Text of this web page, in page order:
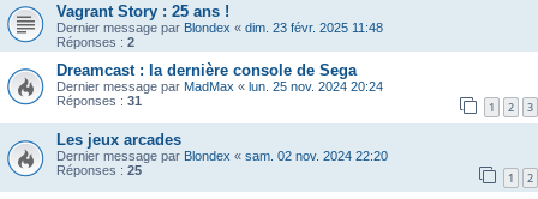
Vagrant Story : 25 ans !
Dernier message par Blondex « dim. 23 févr. 2025 11:48
Réponses : 2
Dreamcast : la dernière console de Sega
Dernier message par MadMax « lun. 25 nov. 2024 20:24
Réponses : 31 1 2 3
Les jeux arcades
Dernier message par Blondex « sam. 02 nov. 2024 22:20
Réponses : 25 1 2